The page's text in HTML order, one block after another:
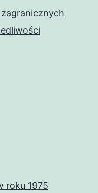
roku 1975